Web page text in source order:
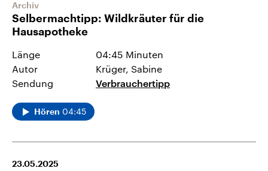
Archiv
Selbermachtipp: Wildkräuter für die
Hausapotheke
Länge
04:45 Minuten
Autor
Krüger, Sabine
Sendung
Verbrauchertipp
Hören 04:45
23.05.2025